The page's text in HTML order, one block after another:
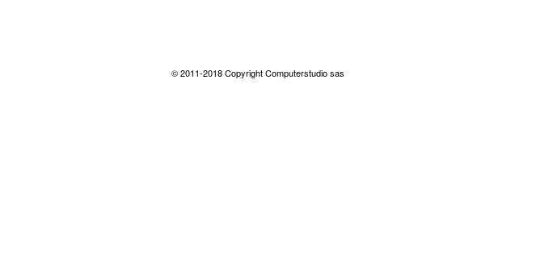
© 2011-2018 Copyright Computerstudio sas